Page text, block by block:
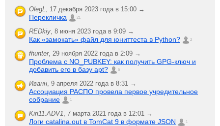
OlegL, 17 декабря 2023 года в 15:00 →
Перекличка 21
REDkiy, 8 июня 2023 года в 9:09 →
Как «замокать» файл для юниттеста в Python? 2
fhunter, 29 ноября 2022 года в 2:09 →
Проблема с NO_PUBKEY: как получить GPG-ключ и
добавить его в базу apt?
6
Иванн, 9 апреля 2022 года в 8:31 →
Ассоциация РАСПО провела первое учредительное
собрание
1
Kiri11.ADV1, 7 марта 2021 года в 12:01 →
Логи catalina.out в TomCat 9 в формате JSON 1